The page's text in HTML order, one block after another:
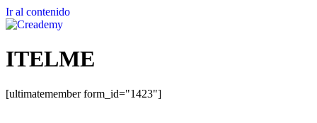
Ir al contenido
ITELME
[ultimatemember form_id="1423"]